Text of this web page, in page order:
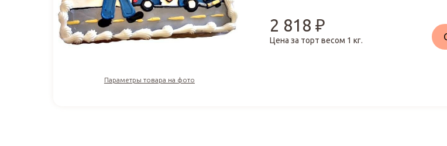
Параметры товара на фото
2 818₽
Цена за торт весом 1 кг.